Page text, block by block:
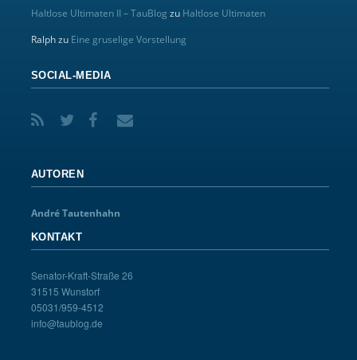
Haltlose Ultimaten II – TauBlog zu Haltlose Ultimaten
Ralphzu Eine gruselige Vorstellung
SOCIAL-MEDIA
AUTOREN
André Tautenhahn
KONTAKT
Senator-Kraft-Straße 26
31515 Wunstorf
05031/959-4512
info@taublog.de